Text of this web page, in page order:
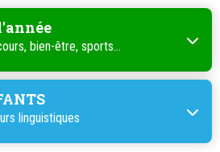
bien-être, sports...
linguistiques